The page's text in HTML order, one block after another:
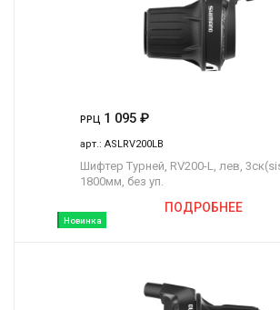
Новинка
РРЦ 1 095 ₽
арт.: ASLRV200LB
Шифтер Турней, RV200-L, лев,
1800мм, без уп.
ПОДРОБНЕЕ